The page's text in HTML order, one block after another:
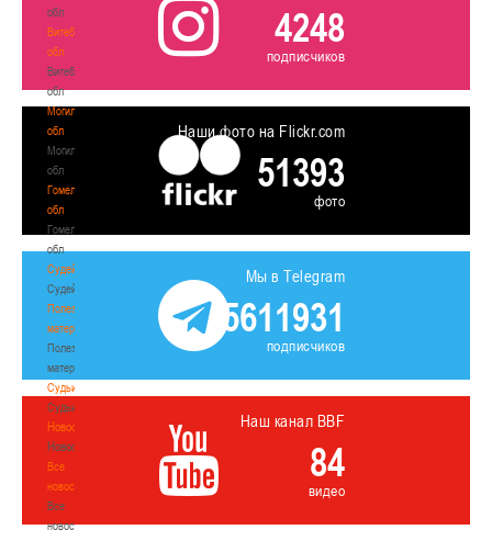
обл
Витебская
обл
Витебская
обл
Могилевская
обл
Могилевская
обл
Гомельская
обл
Гомельская
обл
Судейство
Судейство
Полезные
материалы
Полезные
материалы
Судьи
Судьи
Новости
Новости
Все
новости
Все
новости
4248
подписчиков
Наши фото на Flickr.com
51393
фото
Мы в Telegram
5611931
подписчиков
Наш канал BBF
84
видео